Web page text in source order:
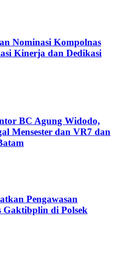
Nominasi Kompolnas
Kinerja dan Dedikasi
BC Agung Widodo,
Mensester dan VR7 dan
Pengawasan
di Polsek